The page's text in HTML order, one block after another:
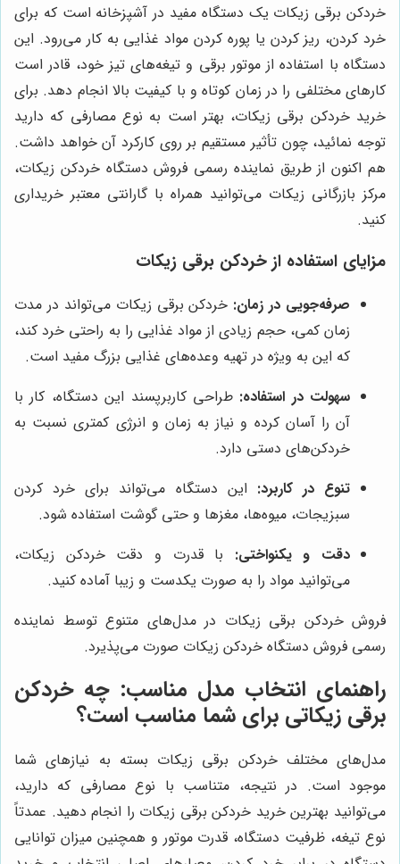
خردکن برقی زیکات یک دستگاه مفید در آشپزخانه است که برای
خرد کردن، ریز کردن یا پوره کردن مواد غذایی به کار می‌رود. این
دستگاه با استفاده از موتور برقی و تیغه‌های تیز خود، قادر است
کارهای مختلفی را در زمان کوتاه و با کیفیت بالا انجام دهد. برای
خرید خردکن برقی زیکات، بهتر است به نوع مصارفی که دارید
توجه نمائید، چون تأثیر مستقیم بر روی کارکرد آن خواهد داشت.
هم اکنون از طریق نماینده رسمی فروش دستگاه خردکن زیکات،
مرکز بازرگانی زیکات می‌توانید همراه با گارانتی معتبر خریداری
کنید.
مزایای استفاده از خردکن برقی زیکات
صرفه‌جویی در زمان: خردکن برقی زیکات می‌تواند در مدت
زمان کمی، حجم زیادی از مواد غذایی را به راحتی خرد کند،
که این به ویژه در تهیه وعده‌های غذایی بزرگ مفید است.
سهولت در استفاده: طراحی کاربرپسند این دستگاه، کار با
آن را آسان کرده و نیاز به زمان و انرژی کمتری نسبت به
خردکن‌های دستی دارد.
تنوع در کاربرد: این دستگاه می‌تواند برای خرد کردن
سبزیجات، میوه‌ها، مغزها و حتی گوشت استفاده شود.
دقت و یکنواختی: با قدرت و دقت خردکن زیکات،
می‌توانید مواد را به صورت یکدست و زیبا آماده کنید.
فروش خردکن برقی زیکات در مدل‌های متنوع توسط نماینده
رسمی فروش دستگاه خردکن زیکات صورت می‌پذیرد.
راهنمای انتخاب مدل مناسب: چه خردکن
برقی زیکاتی برای شما مناسب است؟
مدل‌های مختلف خردکن برقی زیکات بسته به نیازهای شما
موجود است. در نتیجه، متناسب با نوع مصارفی که دارید،
می‌توانید بهترین خرید خردکن برقی زیکات را انجام دهید. عمدتاً
نوع تیغه، ظرفیت دستگاه، قدرت موتور و همچنین میزان توانایی